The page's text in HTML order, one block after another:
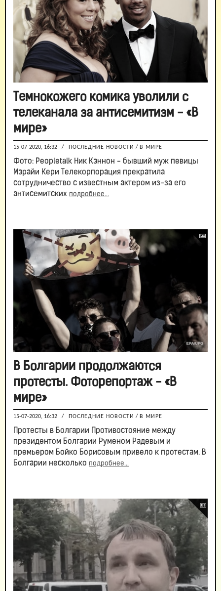
Темнокожего комика уволили с
телеканала за антисемитизм - «В
мире»
15-07-2020, 16:32 / ПОСЛЕДНИЕ НОВОСТИ / В МИРЕ
Фото: Peopletalk Ник Кэннон - бывший муж певицы
Мэрайи Кери Телекорпорация прекратила
сотрудничество с известным актером из-за его
антисемитских подробнее...
В Болгарии продолжаются
протесты. Фоторепортаж - «В
мире»
15-07-2020, 16:32 / ПОСЛЕДНИЕ НОВОСТИ / В МИРЕ
Протесты в Болгарии Противостояние между
президентом Болгарии Руменом Радевым и
премьером Бойко Борисовым привело к протестам. В
Болгарии несколько подробнее...